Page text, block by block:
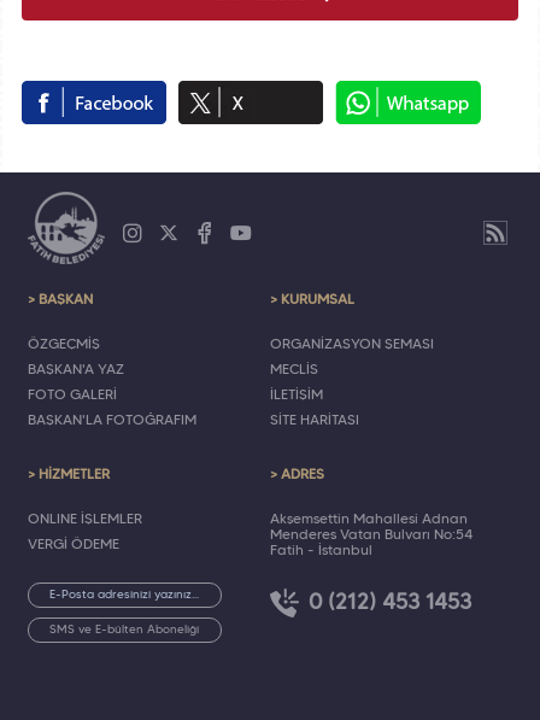
> BAŞKAN
ÖZGEÇMİŞ
BAŞKAN'A YAZ
FOTO GALERİ
BAŞKAN'LA FOTOĞRAFIM
> KURUMSAL
ORGANİZASYON ŞEMASI
MECLİS
İLETİŞİM
SİTE HARİTASI
> HİZMETLER
ONLINE İŞLEMLER
VERGİ ÖDEME
SMS ve E-bülten Aboneliği
> ADRES
Akşemsettin Mahallesi Adnan
Menderes Vatan Bulvarı No:54
Fatih - İstanbul
0 (212) 453 1453